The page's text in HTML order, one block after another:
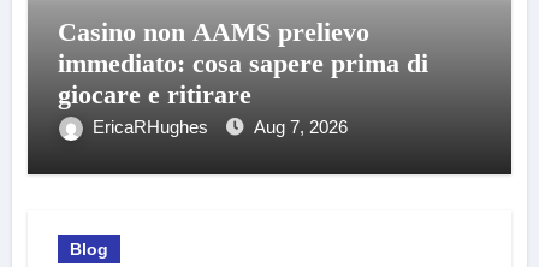
Casino non AAMS prelievo
immediato: cosa sapere prima di
giocare e ritirare
EricaRHughes Aug 7, 2026
Blog